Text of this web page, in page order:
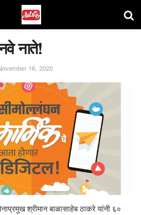
नाते!
16, 2020
श्रीमान बाळासाहेब ठाकरे यांनी ६०